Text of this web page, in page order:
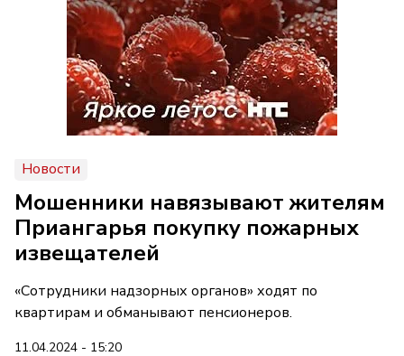
Новости
Мошенники навязывают жителям
Приангарья покупку пожарных
извещателей
«Сотрудники надзорных органов» ходят по
квартирам и обманывают пенсионеров.
11.04.2024 - 15:20